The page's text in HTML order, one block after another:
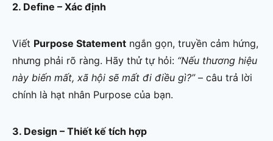
2. Define – Xác định
Viết Purpose Statement ngắn gọn, truyền cảm hứng,
nhưng phải rõ ràng. Hãy thử tự hỏi: “Nếu thương hiệu
này biến mất, xã hội sẽ mất đi điều gì?”– câu trả lời
chính là hạt nhân Purpose của bạn.
3. Design – Thiết kế tích hợp